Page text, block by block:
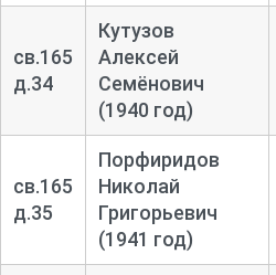
св.165
д.34
Кутузов
Алексей
Семёнович
(1940 год)
св.165
д.35
Порфиридов
Николай
Григорьевич
(1941 год)